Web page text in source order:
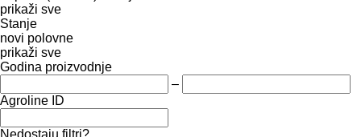
prikaži sve
Stanje
novi polovne
prikaži sve
Godina proizvodnje
–
Agroline ID
Nedostaju filtri?